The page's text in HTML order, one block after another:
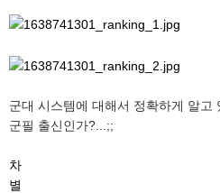
군대 시스템에 대해서 정확하게 알고
군필 출신인가?...;;
차
별